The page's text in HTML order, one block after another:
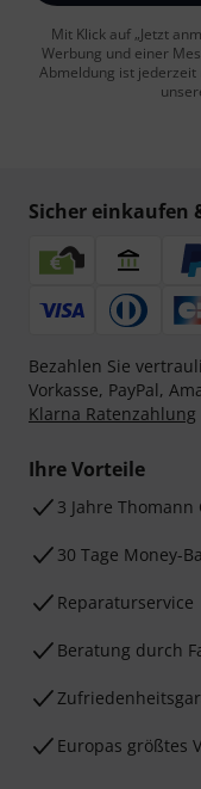
Mit Klick auf „Jetzt
Werbung und einer
Abmeldung ist
Sicher einkaufen
Bezahlen Sie
Vorkasse, PayPal,
Klarna Ratenzahlung
Ihre Vorteile
3 Jahre Thomann
30 Tage Money-
Reparaturservice
Beratung durch
Europas größtes